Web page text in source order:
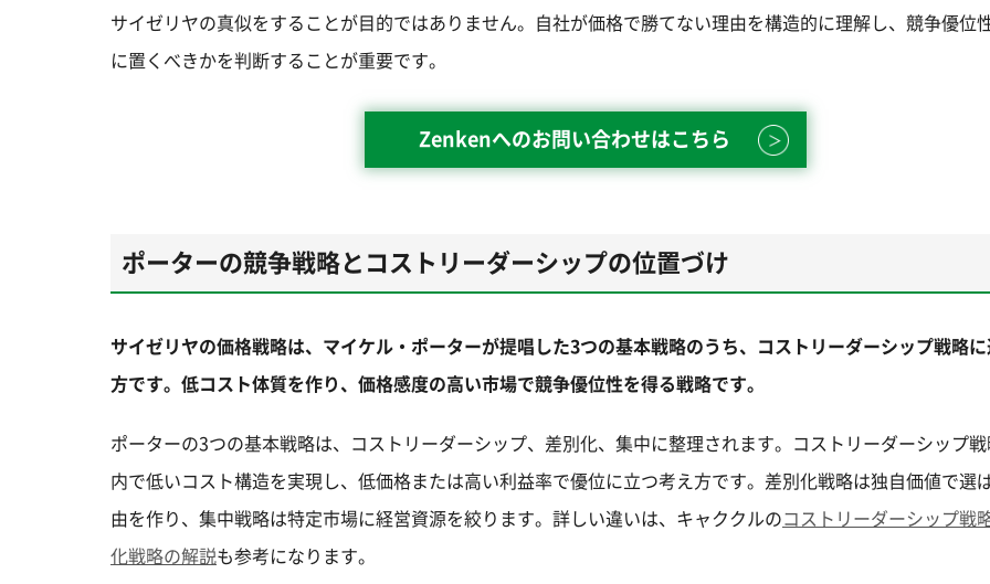
サイゼリヤの真似をすることが目的ではありません。自社が価格で勝てない理由を構造的に理解し、競争優位
に置くべきかを判断することが重要です。
Zenkenへのお問い合わせはこちら
ポーターの競争戦略とコストリーダーシップの位置づけ
サイゼリヤの価格戦略は、マイケル・ポーターが提唱した3つの基本戦略のうち、コストリーダーシップ戦略
方です。低コスト体質を作り、価格感度の高い市場で競争優位性を得る戦略です。
ポーターの3つの基本戦略は、コストリーダーシップ、差別化、集中に整理されます。コストリーダーシップ
内で低いコスト構造を実現し、低価格または高い利益率で優位に立つ考え方です。差別化戦略は独自価値で選
由を作り、集中戦略は特定市場に経営資源を絞ります。詳しい違いは、キャククルのコストリーダーシップ戦
化戦略の解説も参考になります。